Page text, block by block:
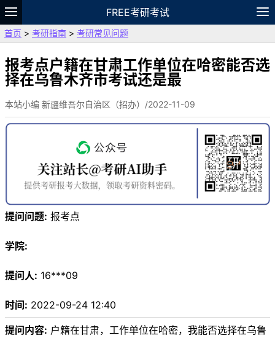
FREE考研考试
题库
故事 专题 APP
VIP
资料
首页 > 考研指南 > 考研常见问题
报考点户籍在甘肃工作单位在哈密能否选
择在乌鲁木齐市考试还是最
本站小编 新疆维吾尔自治区（招办）/2022-11-09
提问问题: 报考点
学院:
提问人: 16***09
时间: 2022-09-24 12:40
提问内容: 户籍在甘肃，工作单位在哈密，我能否选择在乌鲁